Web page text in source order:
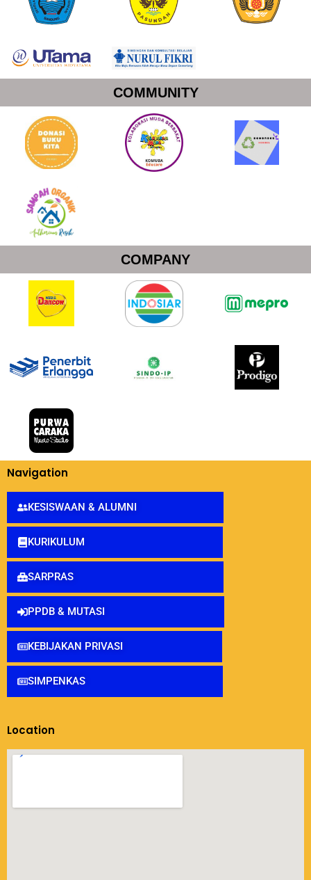
COMMUNITY
COMPANY
Navigation
KESISWAAN & ALUMNI
KURIKULUM
SARPRAS
PPDB & MUTASI
KEBIJAKAN PRIVASI
SIMPENKAS
Location